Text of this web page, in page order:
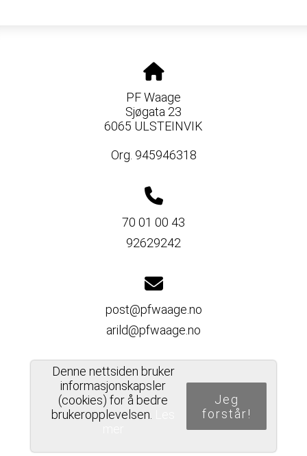
PF Waage
Sjøgata 23
6065 ULSTEINVIK
Org. 945946318
70 01 00 43
92629242
post@pfwaage.no
arild@pfwaage.no
Del nettside
Denne nettsiden bruker
informasjonskapsler
(cookies) for å bedre
brukeropplevelsen.
Jeg
forstår!